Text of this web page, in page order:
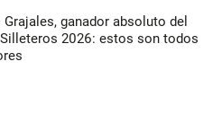
ganador absoluto del
2026: estos son todos